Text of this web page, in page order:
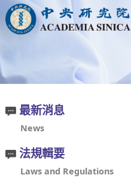
最新消息
News
法規輯要
Laws and Regulations